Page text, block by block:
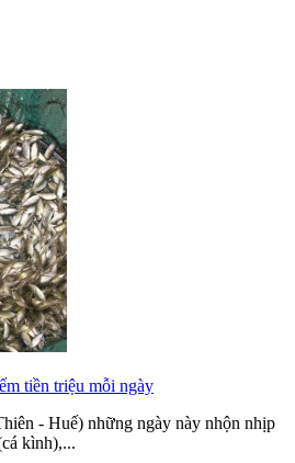
tiền triệu mỗi ngày
- Huế) những ngày này nhộn nhịp
kình),...